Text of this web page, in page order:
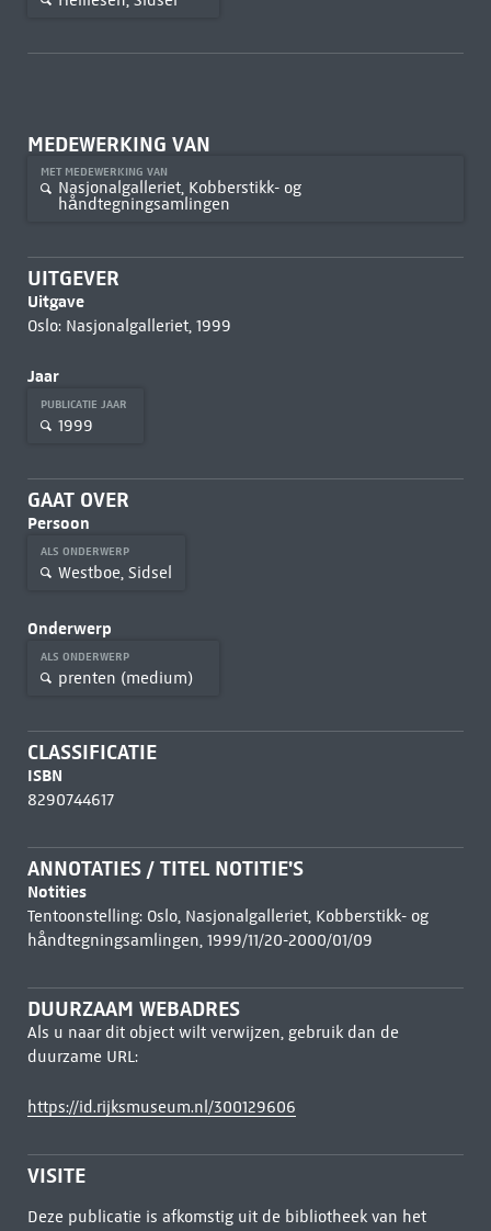
MEDEWERKING VAN
MET MEDEWERKING VAN
Nasjonalgalleriet, Kobberstikk- og
håndtegningsamlingen
UITGEVER
Uitgave
Oslo: Nasjonalgalleriet, 1999
Jaar
PUBLICATIE JAAR
1999
GAAT OVER
Persoon
ALS ONDERWERP
Westboe, Sidsel
Onderwerp
ALS ONDERWERP
prenten (medium)
CLASSIFICATIE
ISBN
8290744617
ANNOTATIES / TITEL NOTITIE'S
Notities
Tentoonstelling: Oslo, Nasjonalgalleriet, Kobberstikk- og
håndtegningsamlingen, 1999/11/20-2000/01/09
DUURZAAM WEBADRES
Als u naar dit object wilt verwijzen, gebruik dan de
duurzame URL:
https://id.rijksmuseum.nl/300129606
VISITE
Deze publicatie is afkomstig uit de bibliotheek van het